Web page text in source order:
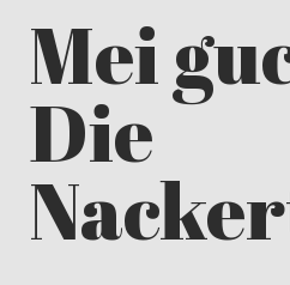
Mei
Die